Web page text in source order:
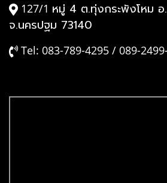
127/1 หมู่ 4 ต.ทุ่งกระพังโหม
จ.นครปฐม 73140
Tel: 083-789-4295 / 089-